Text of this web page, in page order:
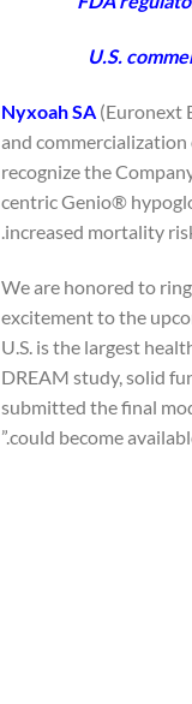
U.S.
Nyxoah SA (Euronext
and
recognize the
centric Genio®
increased mortality
“We are honored to
excitement to the
U.S. is the largest
DREAM study, solid
submitted the final
could become